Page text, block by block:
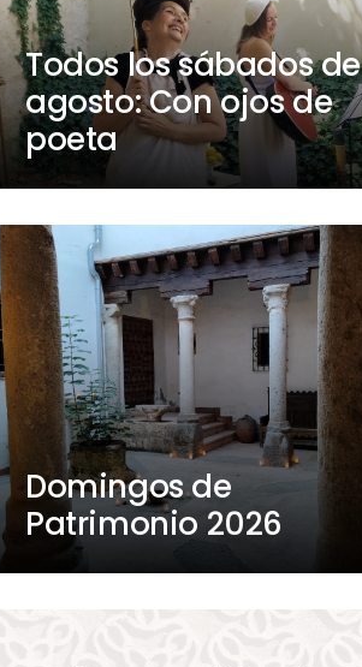
Todos los sábados de
agosto: Con ojos de
poeta
Domingos de
Patrimonio 2026